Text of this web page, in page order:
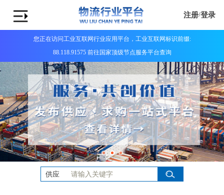
注册/登录
您正在访问工业互联网行业应用平台，工业互联网标识前缀:
88.118.91575 前往国家顶级节点服务平台查询
供应